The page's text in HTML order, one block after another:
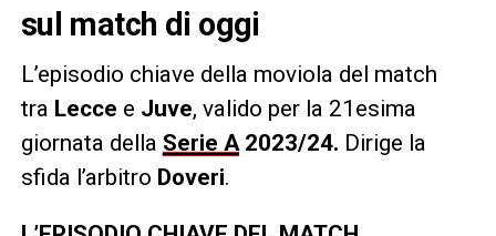
sul match di oggi
L’episodio chiave della moviola del match
tra Lecce e Juve, valido per la 21esima
giornata della Serie A2023/24. Dirige la
sfida l’arbitro Doveri.